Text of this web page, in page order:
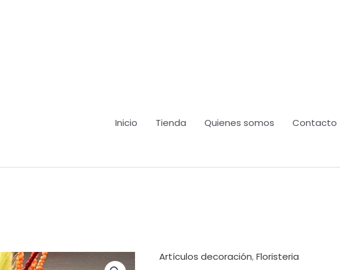
Inicio Tienda Quienes somos Contacto
Artículos decoración,Floristeria